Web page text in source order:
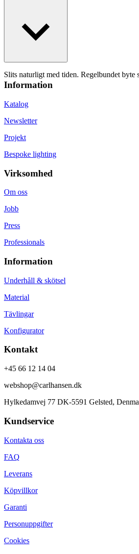
Slits naturligt med tiden. Regelbundet byte
Information
Katalog
Newsletter
Projekt
Bespoke lighting
Virksomhed
Om oss
Jobb
Press
Professionals
Information
Underhåll & skötsel
Material
Tävlingar
Konfigurator
Kontakt
+45 66 12 14 04
webshop@carlhansen.dk
Hylkedamvej 77 DK-5591 Gelsted,
Kundservice
Kontakta oss
FAQ
Leverans
Köpvillkor
Garanti
Personuppgifter
Cookies